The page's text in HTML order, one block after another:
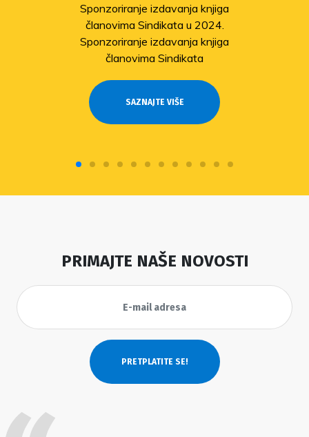
Sponzoriranje izdavanja knjiga
članovima Sindikata u 2024.
Sponzoriranje izdavanja knjiga
članovima Sindikata
SAZNAJTE VIŠE
PRIMAJTE NAŠE NOVOSTI